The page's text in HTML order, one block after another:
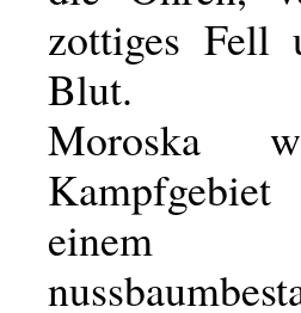
zottiges Fell
Blut.
Moroska
einem